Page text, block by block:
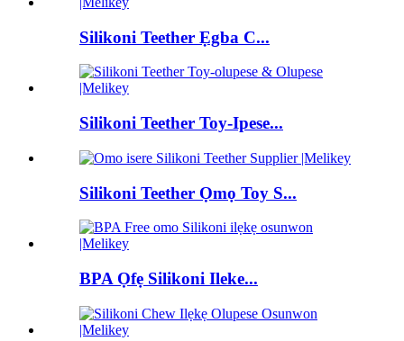
Silikoni Teether Ẹgba C...
Silikoni Teether Toy-Ipese...
Silikoni Teether Ọmọ Toy S...
BPA Ọfẹ Silikoni Ileke...